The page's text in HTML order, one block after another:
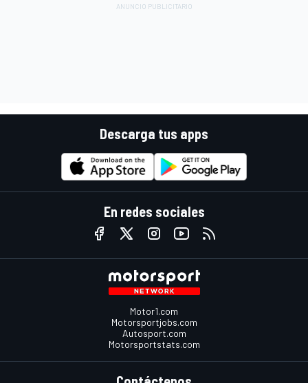
Descarga tus apps
En redes sociales
Motor1.com
Motorsportjobs.com
Autosport.com
Motorsportstats.com